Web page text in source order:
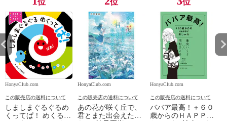
HonyaClub.com
この販売店の送料について
しましまぐるぐるめ
くってぱ！ めくるし
HonyaClub.com
この販売店の送料について
あの花が咲く丘で、
君とまた出会えた
HonyaClub.com
この販売店の送料について
ババア最高！＋６０
歳からのＨＡＰＰＹ